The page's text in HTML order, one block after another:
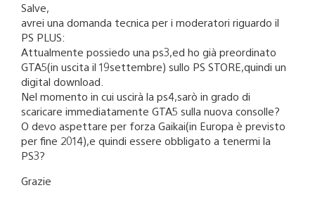
Salve,
avrei una domanda tecnica per i moderatori riguardo il
PS PLUS:
Attualmente possiedo una ps3,ed ho già preordinato
GTA5(in uscita il 19settembre) sullo PS STORE,quindi un
digital download.
Nel momento in cui uscirà la ps4,sarò in grado di
scaricare immediatamente GTA5 sulla nuova consolle?
O devo aspettare per forza Gaikai(in Europa è previsto
per fine 2014),e quindi essere obbligato a tenermi la
PS3?
Grazie